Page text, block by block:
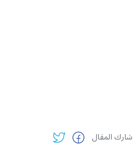
شارك المقال